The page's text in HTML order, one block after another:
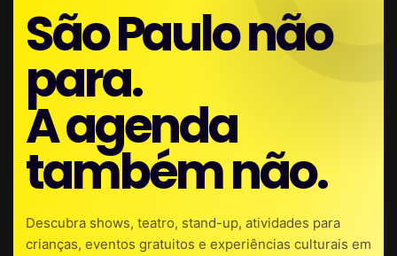
São Paulo não
para.
A agenda
também não.
Descubra shows, teatro, stand-up, atividades para
crianças, eventos gratuitos e experiências culturais em